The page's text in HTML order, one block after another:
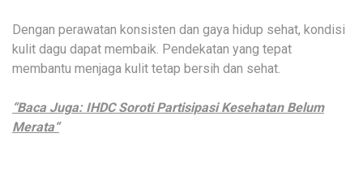
Dengan perawatan konsisten dan gaya hidup sehat, kondisi
kulit dagu dapat membaik. Pendekatan yang tepat
membantu menjaga kulit tetap bersih dan sehat.
“Baca Juga: IHDC Soroti Partisipasi Kesehatan Belum
Merata“